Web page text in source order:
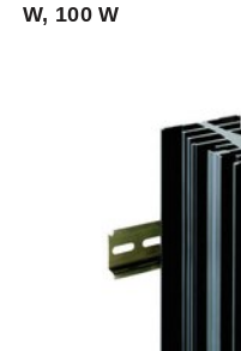
W, 100 W